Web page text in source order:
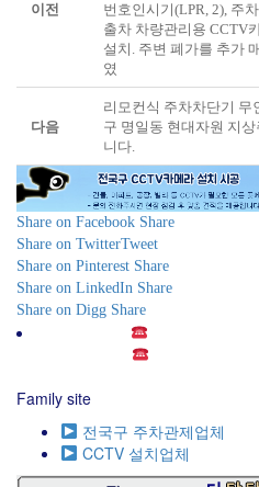
이전
번호인시기(LPR, 2), 주
출차 차량관리용 CCTV
설치. 주변 폐가를 추가
였
다음
리모컨식 주차차단기 무
구 명일동 현대자원 지
니다.
Share on Facebook Share
Share on TwitterTweet
Share on Pinterest Share
Share on LinkedIn Share
Share on Digg Share
Family site
전국구 주차관제업체
CCTV 설치업체